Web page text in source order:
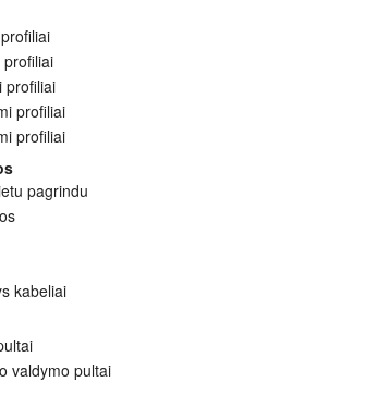
profiliai
profiliai
profiliai
profiliai
pagrindu
kabeliai
valdymo pultai